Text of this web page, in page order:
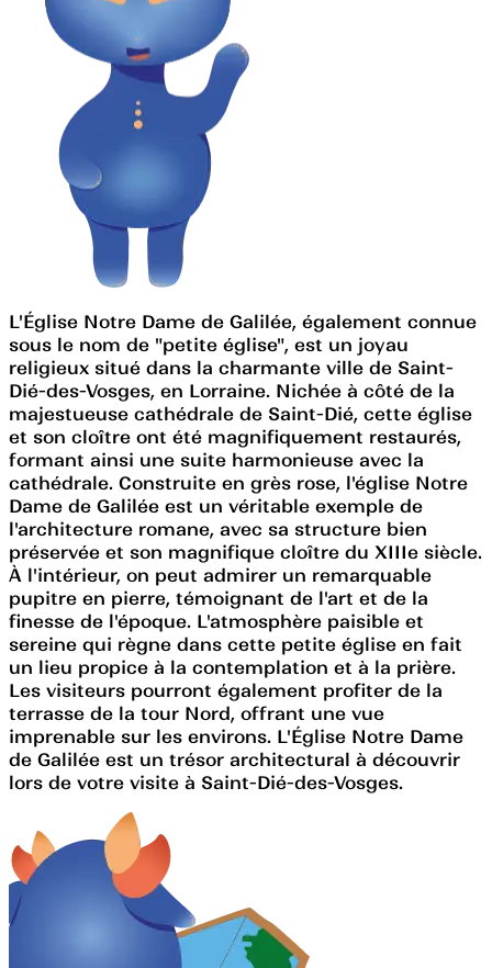
L'Église Notre Dame de Galilée, également connue
sous le nom de "petite église", est un joyau
religieux situé dans la charmante ville de Saint-
Dié-des-Vosges, en Lorraine. Nichée à côté de la
majestueuse cathédrale de Saint-Dié, cette église
et son cloître ont été magnifiquement restaurés,
formant ainsi une suite harmonieuse avec la
cathédrale. Construite en grès rose, l'église Notre
Dame de Galilée est un véritable exemple de
l'architecture romane, avec sa structure bien
préservée et son magnifique cloître du XIIIe siècle.
À l'intérieur, on peut admirer un remarquable
pupitre en pierre, témoignant de l'art et de la
finesse de l'époque. L'atmosphère paisible et
sereine qui règne dans cette petite église en fait
un lieu propice à la contemplation et à la prière.
Les visiteurs pourront également profiter de la
terrasse de la tour Nord, offrant une vue
imprenable sur les environs. L'Église Notre Dame
de Galilée est un trésor architectural à découvrir
lors de votre visite à Saint-Dié-des-Vosges.